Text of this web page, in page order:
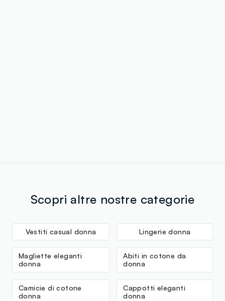
Scopri altre nostre categorie
Vestiti casual donna Lingerie donna
Magliette eleganti
donna
Abiti in cotone da
donna
Camicie di cotone
donna
Cappotti eleganti
donna